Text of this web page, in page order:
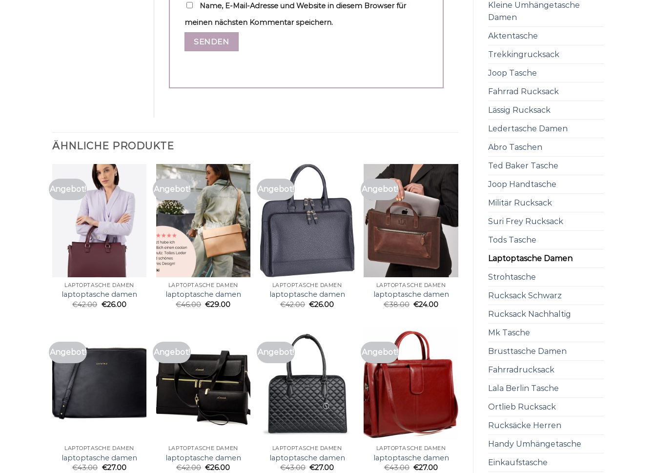
Kleine Umhängetasche
Damen
Aktentasche
Trekkingrucksack
Joop Tasche
Fahrrad Rucksack
Lässig Rucksack
Ledertasche Damen
Abro Taschen
Ted Baker Tasche
Joop Handtasche
Militär Rucksack
Suri Frey Rucksack
Tods Tasche
Laptoptasche Damen
Strohtasche
Rucksack Schwarz
Rucksack Nachhaltig
Mk Tasche
Brusttasche Damen
Fahrradrucksack
Lala Berlin Tasche
Ortlieb Rucksack
Rucksäcke Herren
Handy Umhängetasche
Einkaufstasche
Name, E-Mail-Adresse und Website in diesem Browser für
meinen nächsten Kommentar speichern.
ÄHNLICHE PRODUKTE
Angebot!
LAPTOPTASCHE DAMEN
laptoptasche damen
€42.00 €26.00
Angebot!
LAPTOPTASCHE DAMEN
laptoptasche damen
€46.00 €29.00
Angebot!
LAPTOPTASCHE DAMEN
laptoptasche damen
€42.00 €26.00
Angebot!
LAPTOPTASCHE DAMEN
laptoptasche damen
€38.00 €24.00
Angebot!
LAPTOPTASCHE DAMEN
laptoptasche damen
€43.00 €27.00
Angebot!
LAPTOPTASCHE DAMEN
laptoptasche damen
€42.00 €26.00
Angebot!
LAPTOPTASCHE DAMEN
laptoptasche damen
€43.00 €27.00
Angebot!
LAPTOPTASCHE DAMEN
laptoptasche damen
€43.00 €27.00